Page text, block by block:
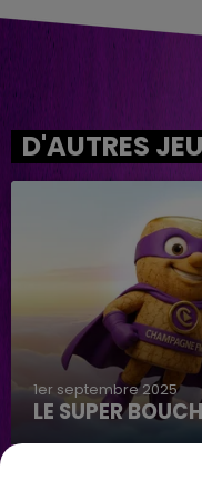
D'AUTRES
1er septembre 2025
LE SUPER